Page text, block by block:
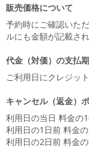
販売価格について
予約時にご確認いた
ルにも金額が記載され
代金（対価）の支払
ご利用日にクレジッ
キャンセル（返金）
利用日の当日 料金の
利用日の1日前 料金
利用日の2日前 料金